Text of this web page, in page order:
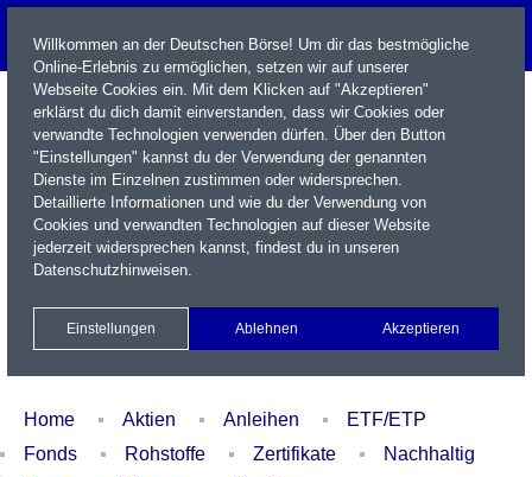
Name / WKN / ISIN / Kürzel
Xetra Realtime
Watchlist Portfolio Login
Home Aktien Anleihen
ETF/ETP
Fonds
Rohstoffe Zertifikate
Nachhaltig
Willkommen an der Deutschen Börse! Um dir das bestmögliche
Online-Erlebnis zu ermöglichen, setzen wir auf unserer
Webseite Cookies ein. Mit dem Klicken auf "Akzeptieren"
erklärst du dich damit einverstanden, dass wir Cookies oder
verwandte Technologien verwenden dürfen. Über den Button
"Einstellungen" kannst du der Verwendung der genannten
Dienste im Einzelnen zustimmen oder widersprechen.
Detaillierte Informationen und wie du der Verwendung von
Cookies und verwandten Technologien auf dieser Website
jederzeit widersprechen kannst, findest du in unseren
Datenschutzhinweisen.
Einstellungen Ablehnen Akzeptieren